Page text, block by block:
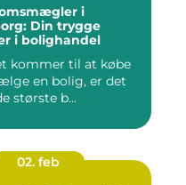
i
Din trygge
i bolighandel
kommer til at købe
en bolig, er det
største b...
02. feb